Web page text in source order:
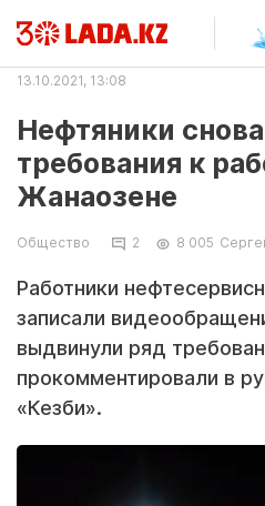
13.10.2021, 13:08
Нефтяники
требования к
Жанаозене
Общество 2 8 005
Работники
записали
выдвинули ряд
прокомментировали в
«Кезби».